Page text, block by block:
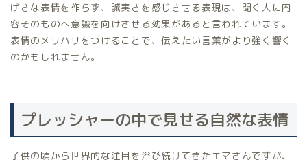
げさな表情を作らず、誠実さを感じさせる表現は、聞く人に内
容そのものへ意識を向けさせる効果があると言われています。
表情のメリハリをつけることで、伝えたい言葉がより強く響く
のかもしれません。
プレッシャーの中で見せる自然な表情
子供の頃から世界的な注目を浴び続けてきたエマさんですが、